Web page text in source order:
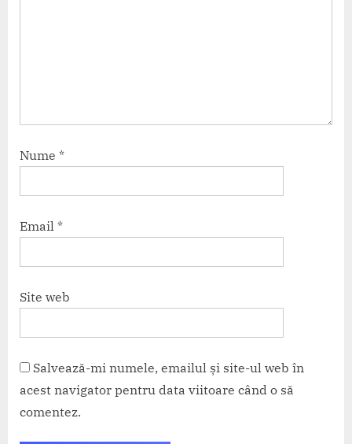
Nume *
Email *
Site web
Salvează-mi numele, emailul și site-ul web în
acest navigator pentru data viitoare când o să
comentez.